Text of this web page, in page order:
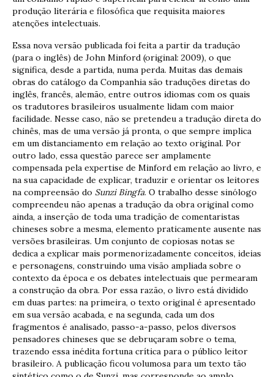
produção literária e filosófica que requisita maiores
atenções intelectuais.
Essa nova versão publicada foi feita a partir da tradução
(para o inglês) de John Minford (original: 2009), o que
significa, desde a partida, numa perda. Muitas das demais
obras do catálogo da Companhia são traduções diretas do
inglês, francês, alemão, entre outros idiomas com os quais
os tradutores brasileiros usualmente lidam com maior
facilidade. Nesse caso, não se pretendeu a tradução direta do
chinês, mas de uma versão já pronta, o que sempre implica
em um distanciamento em relação ao texto original. Por
outro lado, essa questão parece ser amplamente
compensada pela expertise de Minford em relação ao livro, e
na sua capacidade de explicar, traduzir e orientar os leitores
na compreensão do Sunzi Bingfa. O trabalho desse sinólogo
compreendeu não apenas a tradução da obra original como
ainda, a inserção de toda uma tradição de comentaristas
chineses sobre a mesma, elemento praticamente ausente nas
versões brasileiras. Um conjunto de copiosas notas se
dedica a explicar mais pormenorizadamente conceitos, ideias
e personagens, construindo uma visão ampliada sobre o
contexto da época e os debates intelectuais que permearam
a construção da obra. Por essa razão, o livro está dividido
em duas partes: na primeira, o texto original é apresentado
em sua versão acabada, e na segunda, cada um dos
fragmentos é analisado, passo-a-passo, pelos diversos
pensadores chineses que se debruçaram sobre o tema,
trazendo essa inédita fortuna crítica para o público leitor
brasileiro. A publicação ficou volumosa para um texto tão